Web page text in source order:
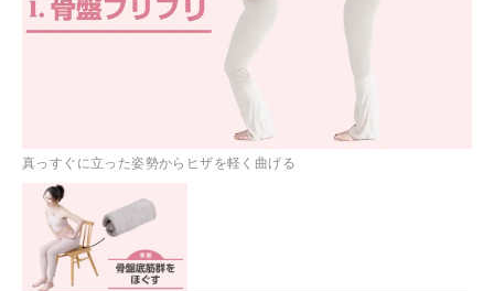
真っすぐに立った姿勢からヒザを軽く曲げる